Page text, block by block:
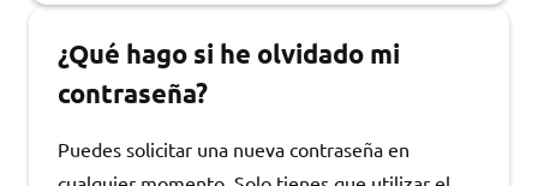
¿Qué hago si he olvidado mi
contraseña?
Puedes solicitar una nueva contraseña en